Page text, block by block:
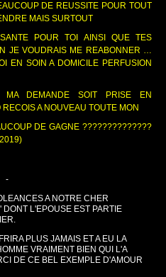
DE REUSSITE POUR TOUT
MAIS SURTOUT
POUR TOI AINSI QUE TES
JE VOUDRAIS ME REABONNER …
EN SOIN A DOMICILE PERFUSION
MA DEMANDE SOIT PRISE EN
A NOUVEAU TOUTE MON
DE GAGNE ??????????????
-
A NOTRE CHER
L'EPOUSE EST PARTIE
PLUS JAMAIS ET A EU LA
VRAIMENT BIEN QUI L'A
DE CE BEL EXEMPLE D'AMOUR